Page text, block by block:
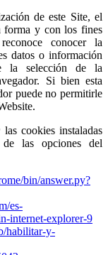
de este Site, el
forma y con los fines
conocer la
datos o información
la selección de la
Si bien esta
puede no permitirle
las cookies instaladas
las opciones del
bin/answer.py?
es-
internet-explorer-9
habilitar-y-